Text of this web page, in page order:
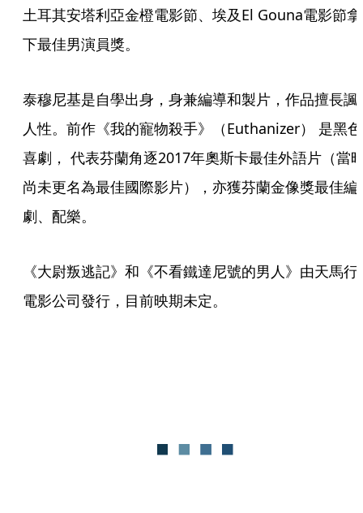
土耳其安塔利亞金橙電影節、埃及El Gouna電影節拿
下最佳男演員獎。
泰穆尼基是自學出身，身兼編導和製片，作品擅長諷
人性。前作《我的寵物殺手》（Euthanizer） 是黑色
喜劇， 代表芬蘭角逐2017年奧斯卡最佳外語片（當
尚未更名為最佳國際影片），亦獲芬蘭金像獎最佳編
劇、配樂。
《大尉叛逃記》和《不看鐵達尼號的男人》由天馬行
電影公司發行，目前映期未定。